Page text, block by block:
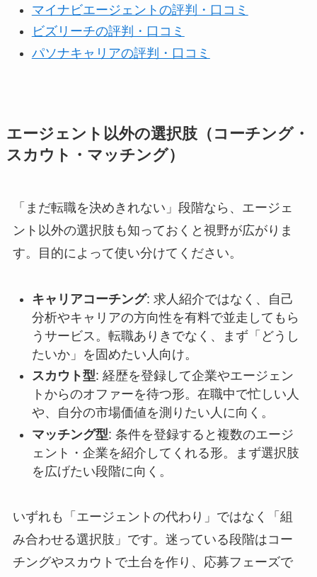
マイナビエージェントの評判・口コミ
ビズリーチの評判・口コミ
パソナキャリアの評判・口コミ
エージェント以外の選択肢（コーチング・
スカウト・マッチング）
「まだ転職を決めきれない」段階なら、エージェ
ント以外の選択肢も知っておくと視野が広がりま
す。目的によって使い分けてください。
キャリアコーチング: 求人紹介ではなく、自己
分析やキャリアの方向性を有料で並走してもら
うサービス。転職ありきでなく、まず「どうし
たいか」を固めたい人向け。
スカウト型: 経歴を登録して企業やエージェン
トからのオファーを待つ形。在職中で忙しい人
や、自分の市場価値を測りたい人に向く。
マッチング型: 条件を登録すると複数のエージ
ェント・企業を紹介してくれる形。まず選択肢
を広げたい段階に向く。
いずれも「エージェントの代わり」ではなく「組
み合わせる選択肢」です。迷っている段階はコー
チングやスカウトで土台を作り、応募フェーズで